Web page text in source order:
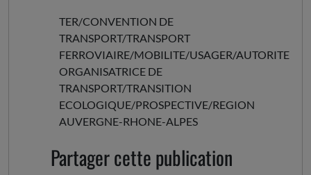
TER/CONVENTION DE
TRANSPORT/TRANSPORT
FERROVIAIRE/MOBILITE/USAGER/AUTORITE
ORGANISATRICE DE
TRANSPORT/TRANSITION
ECOLOGIQUE/PROSPECTIVE/REGION
AUVERGNE-RHONE-ALPES
Partager cette publication